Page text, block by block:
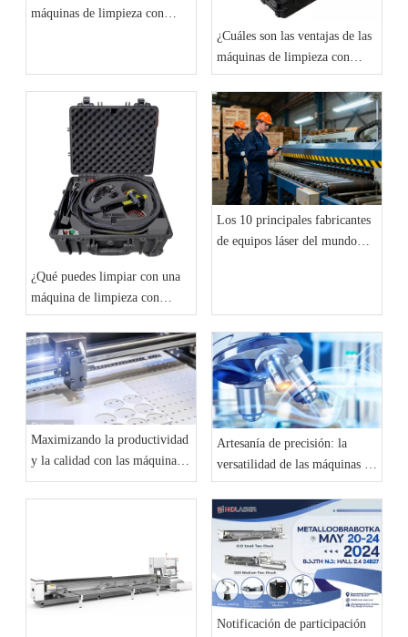
máquinas de limpieza con
¿Cuáles son las ventajas de las
máquinas de limpieza con
láser?
¿Qué puedes limpiar con una
máquina de limpieza con
láser?
Los 10 principales fabricantes
de equipos láser del mundo
Maximizando la productividad
y la calidad con las máquinas
de corte por láser de alto
rendimiento de HND Laser
Artesanía de precisión: la
versatilidad de las máquinas de
corte por láser en todas las
industrias
Notificación de participación